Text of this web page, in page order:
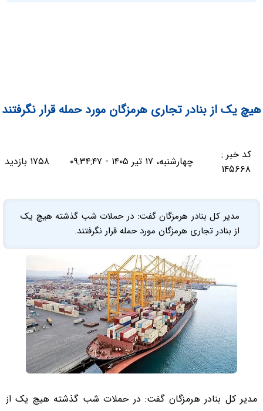
هیچ یک از بنادر تجاری هرمزگان مورد حمله قرار نگرفتند
کد خبر :
۱۴۵۶۶۸
چهارشنبه، ۱۷ تیر ۱۴۰۵ - ۰۹:۳۴:۴۷ ۱۷۵۸ بازدید
مدیر کل بنادر هرمزگان گفت: در حملات شب گذشته هیچ یک
از بنادر تجاری هرمزگان مورد حمله قرار نگرفتند.
مدیر کل بنادر هرمزگان گفت: در حملات شب گذشته هیچ یک از